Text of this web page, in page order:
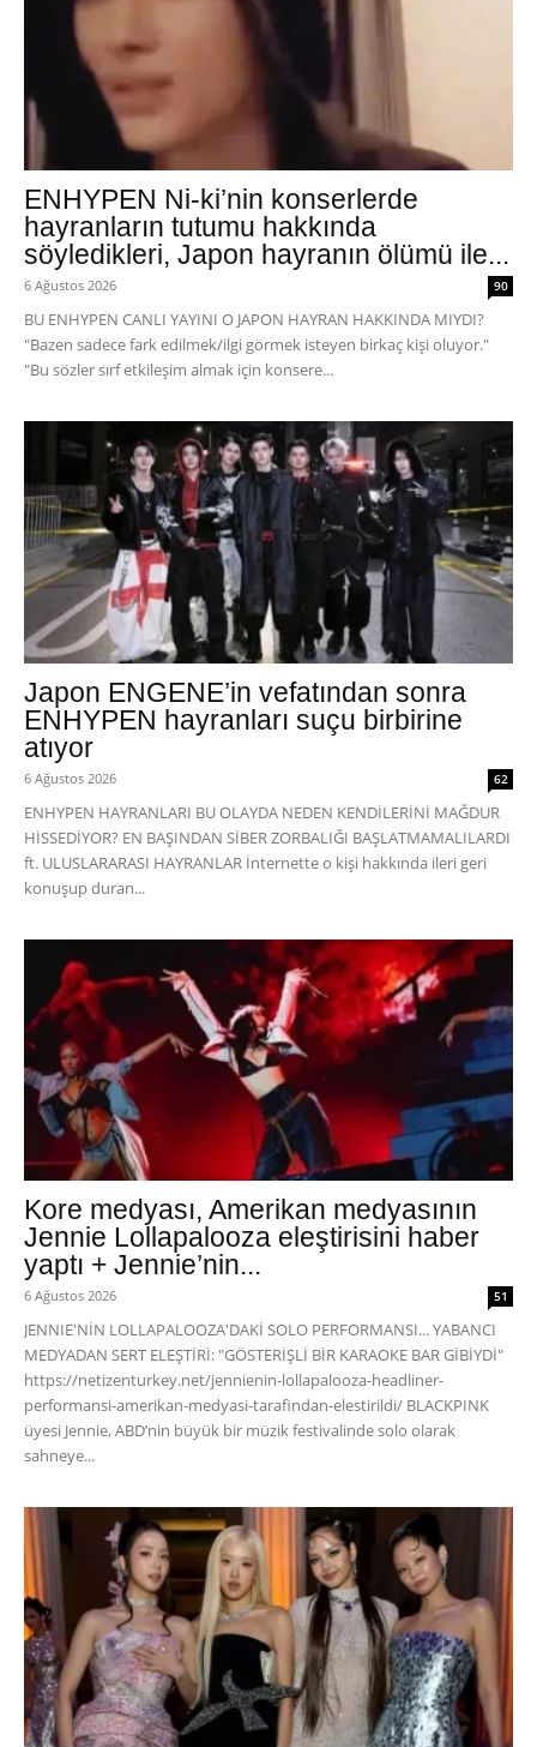
ENHYPEN Ni-ki’nin konserlerde
hayranların tutumu hakkında
söyledikleri, Japon hayranın ölümü ile...
6 Ağustos 2026 90
BU ENHYPEN CANLI YAYINI O JAPON HAYRAN HAKKINDA MIYDI?
"Bazen sadece fark edilmek/ilgi görmek isteyen birkaç kişi oluyor."
"Bu sözler sırf etkileşim almak için konsere...
Japon ENGENE’in vefatından sonra
ENHYPEN hayranları suçu birbirine
atıyor
6 Ağustos 2026 62
ENHYPEN HAYRANLARI BU OLAYDA NEDEN KENDİLERİNİ MAĞDUR
HİSSEDİYOR? EN BAŞINDAN SİBER ZORBALIĞI BAŞLATMAMALILARDI
ft. ULUSLARARASI HAYRANLAR İnternette o kişi hakkında ileri geri
konuşup duran...
Kore medyası, Amerikan medyasının
Jennie Lollapalooza eleştirisini haber
yaptı + Jennie’nin...
6 Ağustos 2026 51
JENNIE'NİN LOLLAPALOOZA'DAKİ SOLO PERFORMANSI... YABANCI
MEDYADAN SERT ELEŞTİRİ: "GÖSTERİŞLİ BİR KARAOKE BAR GİBİYDİ"
https://netizenturkey.net/jennienin-lollapalooza-headliner-
performansi-amerikan-medyasi-tarafindan-elestirildi/ BLACKPINK
üyesi Jennie, ABD’nin büyük bir müzik festivalinde solo olarak
sahneye...